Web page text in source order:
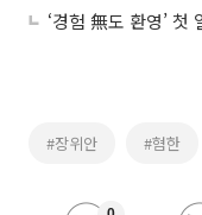
‘경험 無도 환영’ 첫
#장위안 #혐한